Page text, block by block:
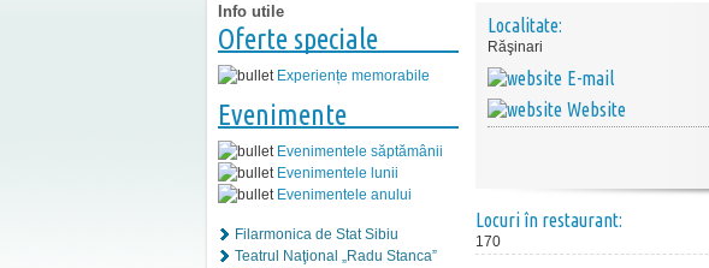
Info utile
Oferte speciale
Experiențe memorabile
Evenimente
Evenimentele săptămânii
Evenimentele lunii
Evenimentele anului
Filarmonica de Stat Sibiu
Teatrul Naţional „Radu Stanca”
Localitate:
Răşinari
E-mail
Website
Locuri în restaurant:
170